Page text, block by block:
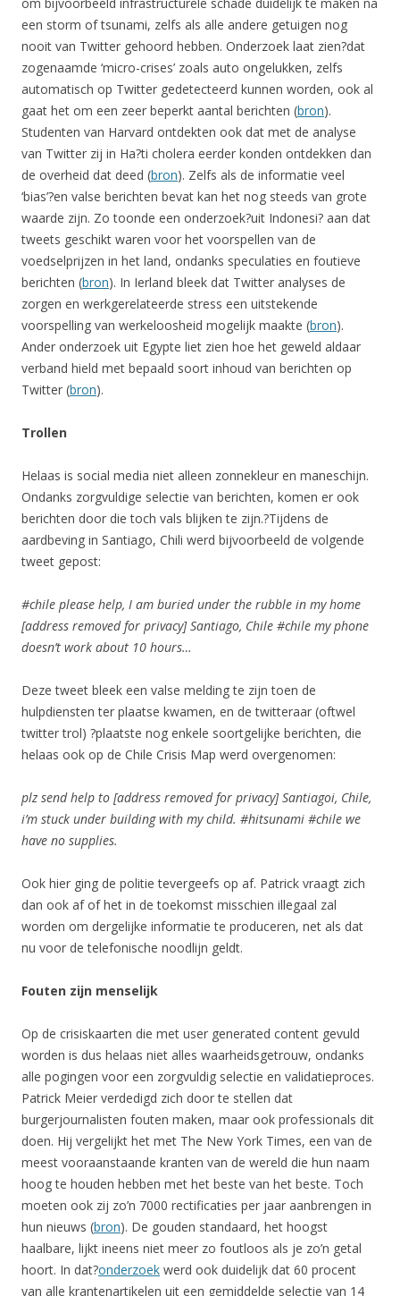
een storm of tsunami, zelfs als alle andere getuigen nog
nooit van Twitter gehoord hebben. Onderzoek laat zien?dat
zogenaamde ‘micro-crises’ zoals auto ongelukken, zelfs
automatisch op Twitter gedetecteerd kunnen worden, ook al
gaat het om een zeer beperkt aantal berichten (bron).
Studenten van Harvard ontdekten ook dat met de analyse
van Twitter zij in Ha?ti cholera eerder konden ontdekken dan
de overheid dat deed (bron). Zelfs als de informatie veel
‘bias’?en valse berichten bevat kan het nog steeds van grote
waarde zijn. Zo toonde een onderzoek?uit Indonesi? aan dat
tweets geschikt waren voor het voorspellen van de
voedselprijzen in het land, ondanks speculaties en foutieve
berichten (bron). In Ierland bleek dat Twitter analyses de
zorgen en werkgerelateerde stress een uitstekende
voorspelling van werkeloosheid mogelijk maakte (bron).
Ander onderzoek uit Egypte liet zien hoe het geweld aldaar
verband hield met bepaald soort inhoud van berichten op
Twitter (bron).
Trollen
Helaas is social media niet alleen zonnekleur en maneschijn.
Ondanks zorgvuldige selectie van berichten, komen er ook
berichten door die toch vals blijken te zijn.?Tijdens de
aardbeving in Santiago, Chili werd bijvoorbeeld de volgende
tweet gepost:
#chile please help, I am buried under the rubble in my home
[address removed for privacy] Santiago, Chile #chile my phone
doesn’t work about 10 hours…
Deze tweet bleek een valse melding te zijn toen de
hulpdiensten ter plaatse kwamen, en de twitteraar (oftwel
twitter trol) ?plaatste nog enkele soortgelijke berichten, die
helaas ook op de Chile Crisis Map werd overgenomen:
plz send help to [address removed for privacy] Santiagoi, Chile,
i’m stuck under building with my child. #hitsunami #chile we
have no supplies.
Ook hier ging de politie tevergeefs op af. Patrick vraagt zich
dan ook af of het in de toekomst misschien illegaal zal
worden om dergelijke informatie te produceren, net als dat
nu voor de telefonische noodlijn geldt.
Fouten zijn menselijk
Op de crisiskaarten die met user generated content gevuld
worden is dus helaas niet alles waarheidsgetrouw, ondanks
alle pogingen voor een zorgvuldig selectie en validatieproces.
Patrick Meier verdedigd zich door te stellen dat
burgerjournalisten fouten maken, maar ook professionals dit
doen. Hij vergelijkt het met The New York Times, een van de
meest vooraanstaande kranten van de wereld die hun naam
hoog te houden hebben met het beste van het beste. Toch
moeten ook zij zo’n 7000 rectificaties per jaar aanbrengen in
hun nieuws (bron). De gouden standaard, het hoogst
haalbare, lijkt ineens niet meer zo foutloos als je zo’n getal
hoort. In dat?onderzoek werd ook duidelijk dat 60 procent
van alle krantenartikelen uit een gemiddelde selectie van 14